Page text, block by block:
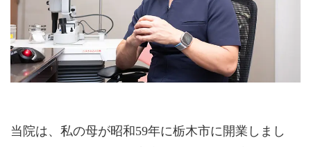
当院は、私の母が昭和59年に栃木市に開業しまし